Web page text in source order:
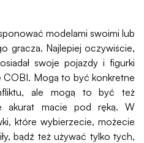
modelami swoimi lub
gracza. Najlepiej oczywiście,
swoje pojazdy i figurki
Mogą to być konkretne
ale mogą to być też
akurat macie pod ręką. W
które wybierzecie, możecie
bądź też używać tylko tych,